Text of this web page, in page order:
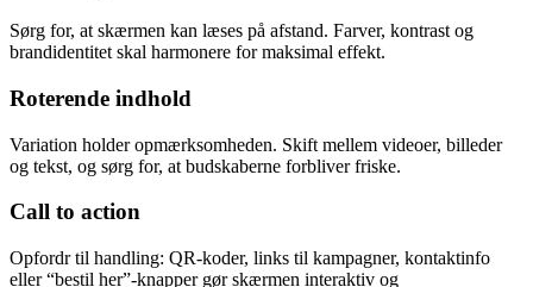
Sørg for, at skærmen kan læses på afstand. Farver, kontrast og
brandidentitet skal harmonere for maksimal effekt.
Roterende indhold
Variation holder opmærksomheden. Skift mellem videoer, billeder
og tekst, og sørg for, at budskaberne forbliver friske.
Call to action
Opfordr til handling: QR-koder, links til kampagner, kontaktinfo
eller “bestil her”‑knapper gør skærmen interaktiv og